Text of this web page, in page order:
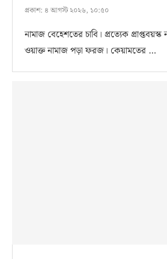
প্রকাশ: ৪ আগস্ট ২০২৬, ১০:৫০
নামাজ বেহেশতের চাবি। প্রত্যেক
ওয়াক্ত নামাজ পড়া ফরজ। কেয়ামতের …